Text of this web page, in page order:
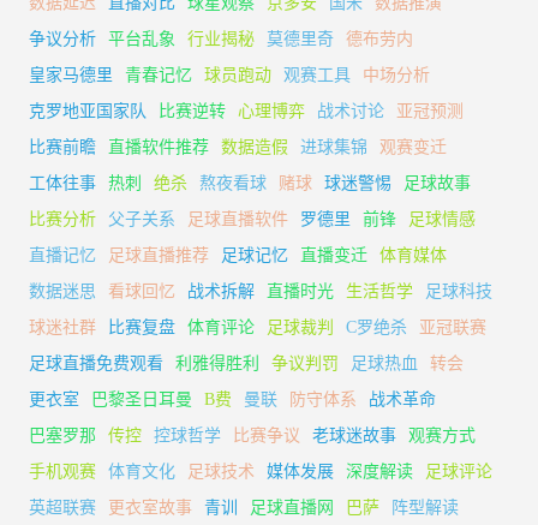
争议分析
平台乱象 行业揭秘 莫德里奇
德布劳内
皇家马德里
青春记忆 球员跑动 观赛工具
中场分析
克罗地亚国家队
比赛逆转 心理博弈 战术讨论
亚冠预测
比赛前瞻
直播软件推荐 数据造假 进球集锦
观赛变迁
工体往事
热刺 绝杀 熬夜看球 赌球 球迷警惕
足球故事
比赛分析
父子关系 足球直播软件 罗德里 前锋
足球情感
直播记忆
足球直播推荐 足球记忆 直播变迁
体育媒体
数据迷思
看球回忆 战术拆解 直播时光 生活哲学
足球科技
球迷社群
比赛复盘 体育评论 足球裁判 C罗绝杀
亚冠联赛
足球直播免费观看
利雅得胜利 争议判罚 足球热血
转会
更衣室
巴黎圣日耳曼 B费 曼联 防守体系
战术革命
巴塞罗那
传控 控球哲学 比赛争议 老球迷故事
观赛方式
手机观赛
体育文化 足球技术 媒体发展 深度解读
足球评论
英超联赛
更衣室故事 青训 足球直播网 巴萨
阵型解读